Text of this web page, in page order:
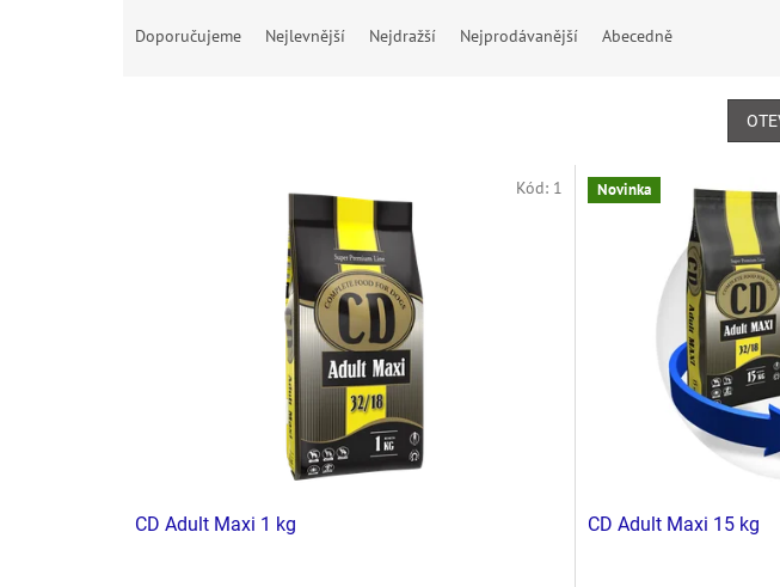
Doporučujeme Nejlevnější Nejdražší Nejprodávanější Abecedně
CD Adult Maxi 1 kg
Kód: 1 Novinka
CD Adult Maxi 15 kg